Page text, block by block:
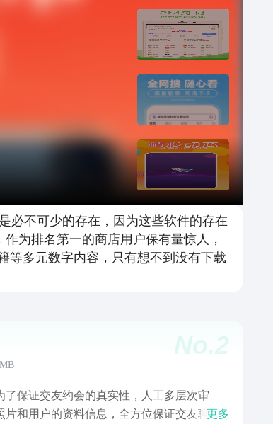
必不可少的存在，因为这些软件的存在
为排名第一的商店用户保有量惊人，
等多元数字内容，只有想不到没有下载
No.2
了保证交友约会的真实性，人工多层次审
片和用户的资料信息，全方位保证交友聊天
更多